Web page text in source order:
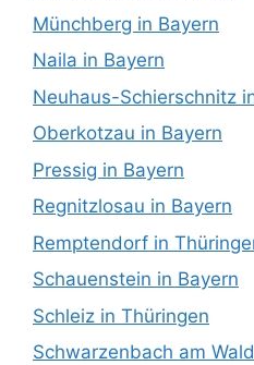
Münchberg in Bayern
Naila in Bayern
Neuhaus-Schierschnitz
Oberkotzau in Bayern
Pressig in Bayern
Regnitzlosau in Bayern
Remptendorf in
Schauenstein in Bayern
Schleiz in Thüringen
Schwarzenbach am